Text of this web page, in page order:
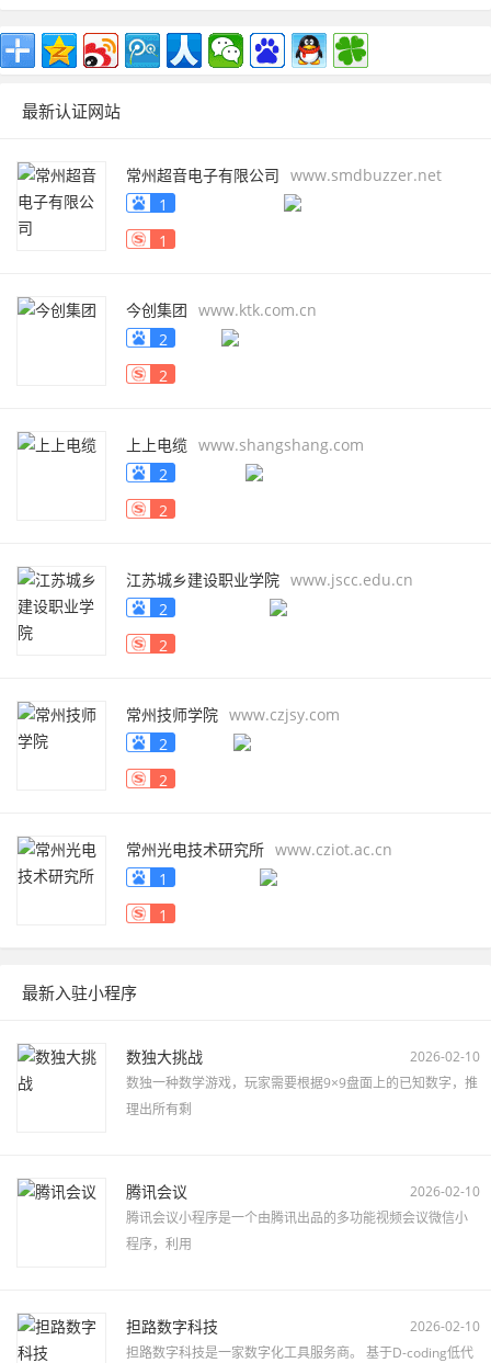
最新认证网站
常州超音电子有限公司 www.smdbuzzer.net
1
1
今创集团 www.ktk.com.cn
2
2
上上电缆 www.shangshang.com
2
2
江苏城乡建设职业学院 www.jscc.edu.cn
2
2
常州技师学院 www.czjsy.com
2
2
常州光电技术研究所 www.cziot.ac.cn
1
1
最新入驻小程序
数独大挑战
2026-02-10
数独一种数学游戏，玩家需要根据9×9盘面上的已知数字，推
理出所有剩
腾讯会议
2026-02-10
腾讯会议小程序是一个由腾讯出品的多功能视频会议微信小
程序，利用
担路数字科技
2026-02-10
担路数字科技是一家数字化工具服务商。 基于D-coding低代